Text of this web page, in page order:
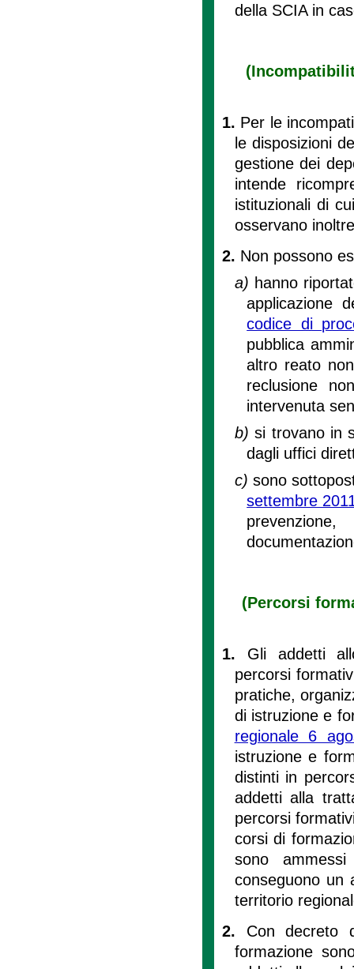
della SCIA in
1. Per le
le disposizioni
gestione dei
intende
istituzionali di
osservano
2. Non possono
a) hanno
applicazione
codice di
pubblica
altro reato
reclusione
intervenuta
b)si trovano in
dagli uffici
c) sono
settembre
(Percorsi
1. Gli addetti
percorsi
pratiche,
di istruzione e
regionale 6
istruzione e
distinti in
addetti alla
percorsi
corsi di
sono
conseguono un
territorio
2. Con decreto
formazione